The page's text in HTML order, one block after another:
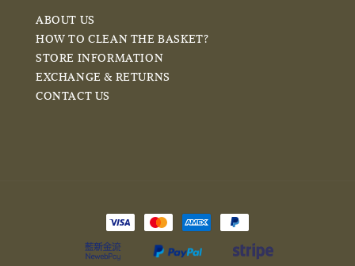
ABOUT US
HOW TO CLEAN THE BASKET?
STORE INFORMATION
EXCHANGE & RETURNS
CONTACT US